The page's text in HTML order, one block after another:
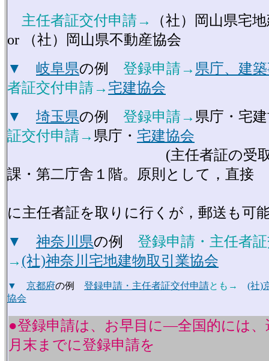
主任者証交付申請→
（社）岡山県宅
or （社）岡山県不動産協会
▼
岐阜県の例 登録申請→ 県庁、建
者証交付申請→宅建協会
▼
埼玉県の例 登録申請→ 県庁・宅
証交付申請→ 県庁 ・ 宅建協会
(主任者証の受取→開
課・第二庁舎１階。原則として，直接
に主任者証を取りに行くが，郵送も可
▼
神奈川県の例 登録申請・主任者
→ (社)神奈川宅地建物取引業協会
▼ 京都府の例 登録申請・主任者証交付申請とも→ (社)
協会
●登録申請は、お早目に―全国的には
月末までに登録申請を